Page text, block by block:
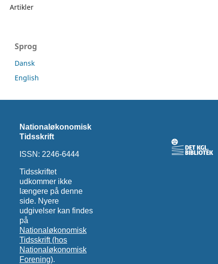
Artikler
Sprog
Dansk
English
Nationaløkonomisk
Tidsskrift
ISSN: 2246-6444
Tidsskriftet
udkommer ikke
længere på denne
side. Nyere
udgivelser kan findes
på
Nationaløkonomisk
Tidsskrift (hos
Nationaløkonomisk
Forening).